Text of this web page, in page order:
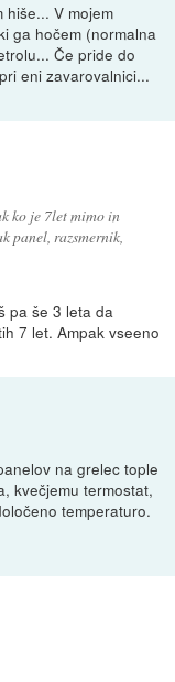
hiše... V mojem
ga hočem (normalna
Če pride do
eni zavarovalnici...
ko je 7let mimo in
panel, razsmernik,
pa še 3 leta da
7 let. Ampak vseeno
na grelec tople
kvečjemu termostat,
temperaturo.